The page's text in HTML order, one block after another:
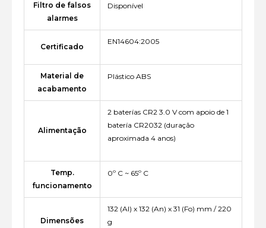
Filtro de falsos
alarmes
Disponível
Certificado
EN14604:2005
Material de
acabamento
Plástico ABS
Alimentação
2 baterías CR2 3.0 V com apoio de 1
batería CR2032 (duração
aproximada 4 anos)
Temp.
funcionamento
0º C ~ 65º C
Dimensões
132 (Al) x 132 (An) x 31 (Fo) mm / 220
g